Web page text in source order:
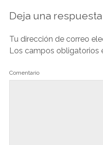
Deja una respuesta
Tu dirección de correo
Los campos obligatorios
Comentario